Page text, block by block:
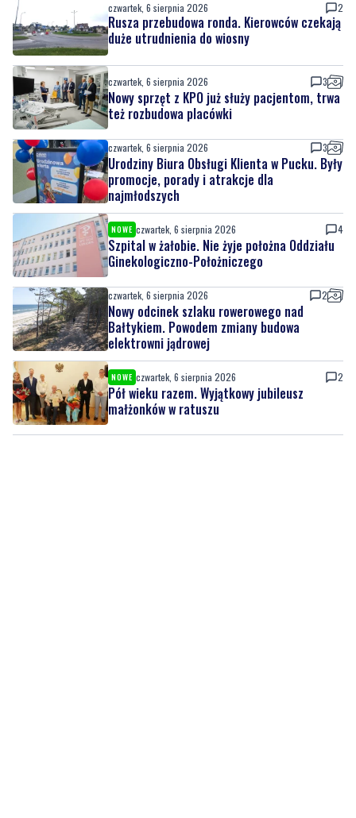
czwartek, 6 sierpnia 2026 2
Rusza przebudowa ronda. Kierowców czekają
duże utrudnienia do wiosny
czwartek, 6 sierpnia 2026 3
Nowy sprzęt z KPO już służy pacjentom, trwa
też rozbudowa placówki
czwartek, 6 sierpnia 2026 3
Urodziny Biura Obsługi Klienta w Pucku. Były
promocje, porady i atrakcje dla
najmłodszych
NOWE czwartek, 6 sierpnia 2026 4
Szpital w żałobie. Nie żyje położna Oddziału
Ginekologiczno-Położniczego
czwartek, 6 sierpnia 2026 2
Nowy odcinek szlaku rowerowego nad
Bałtykiem. Powodem zmiany budowa
elektrowni jądrowej
NOWE czwartek, 6 sierpnia 2026 2
Pół wieku razem. Wyjątkowy jubileusz
małżonków w ratuszu